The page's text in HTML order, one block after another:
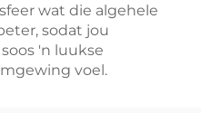
wat die algehele
sodat jou
'n luukse
voel.